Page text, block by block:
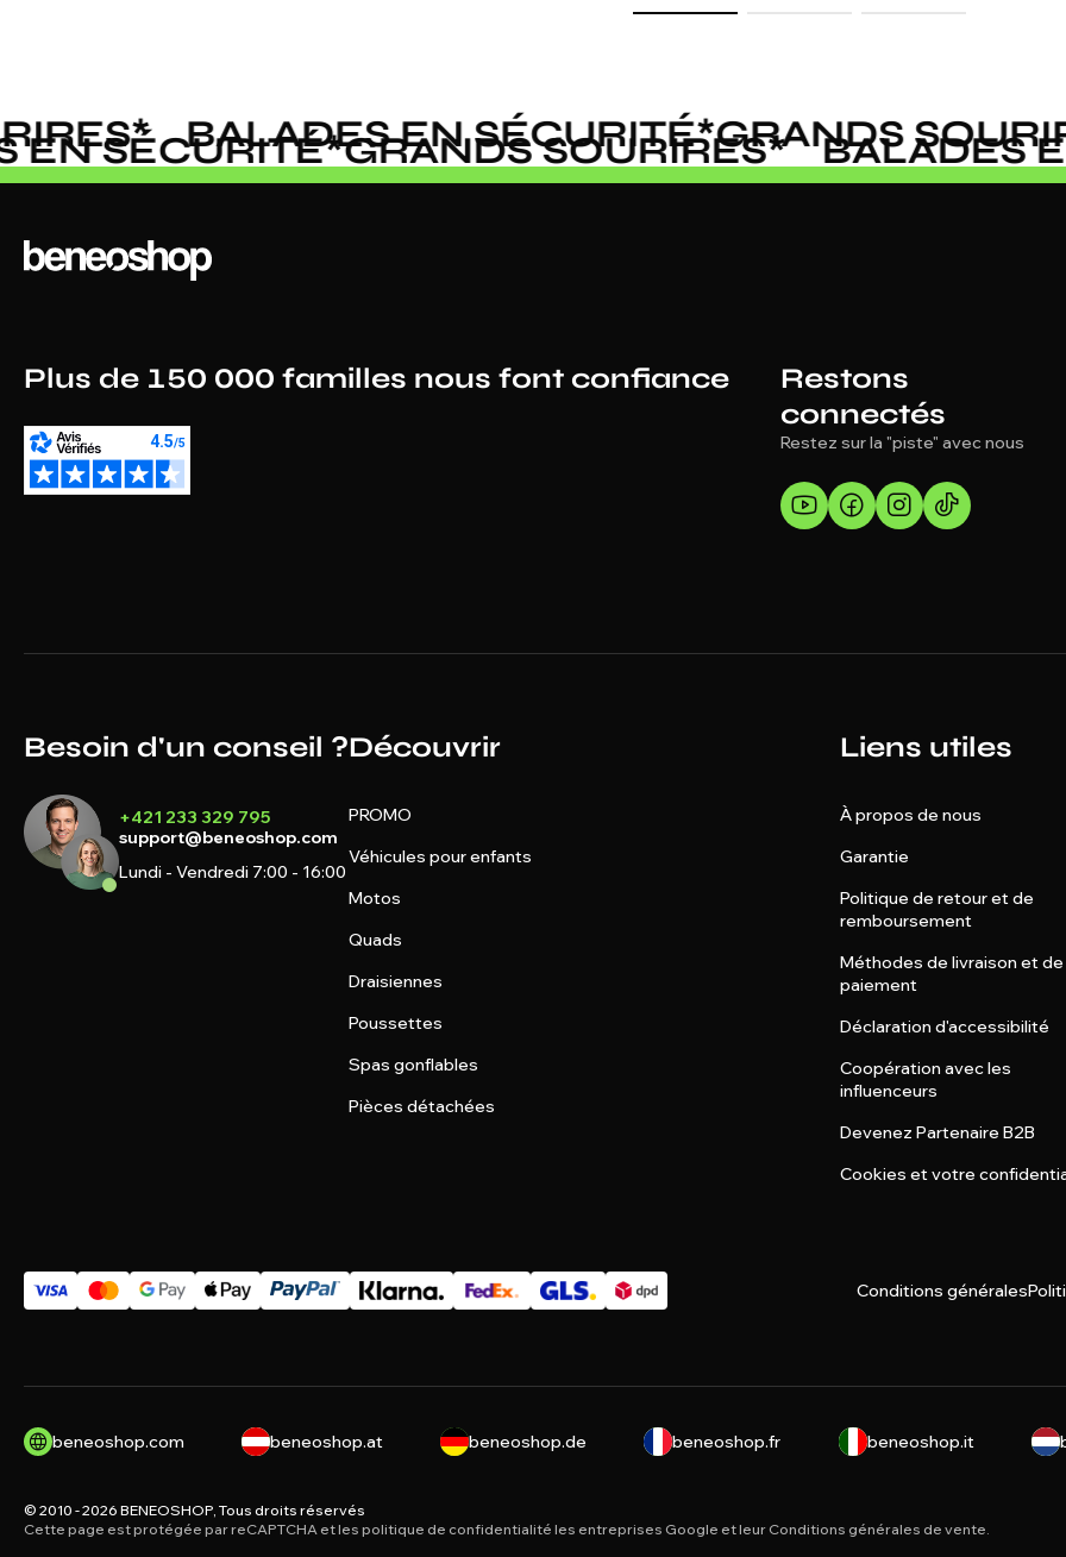
* BALADES EN SÉCURITÉ*GRANDS
EN SÉCURITÉ*GRANDS SOURIRES*
Plus de 150 000 familles nous font confiance
Restons
connectés
Restez sur la "piste" avec nous
Besoin d'un conseil ?
+421 233 329 795
support@beneoshop.com
Lundi - Vendredi 7:00 - 16:00
Découvrir
PROMO
Véhicules pour enfants
Motos
Quads
Draisiennes
Poussettes
Spas gonflables
Pièces détachées
Liens utiles
À propos de nous
Garantie
Politique de retour et de
remboursement
Méthodes de livraison et de
paiement
Déclaration d'accessibilité
Coopération avec les
influenceurs
Devenez Partenaire B2B
Cookies et votre
Conditions générales
beneoshop.com beneoshop.at beneoshop.de beneoshop.fr beneoshop.it
© 2010 - 2026 BENEOSHOP, Tous droits réservés
Cette page est protégée par reCAPTCHA et les politique de confidentialité les entreprises Google et leur Conditions générales de vente.